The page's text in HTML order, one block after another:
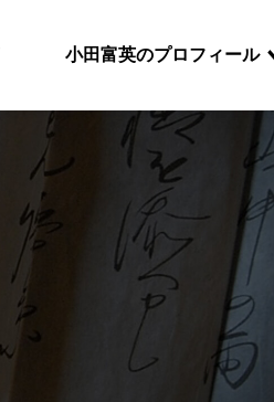
小田富英のプロフィール